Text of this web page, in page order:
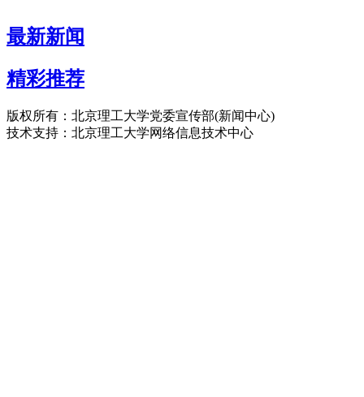
最新新闻
精彩推荐
版权所有：北京理工大学党委宣传部(新闻中心)
技术支持：北京理工大学网络信息技术中心